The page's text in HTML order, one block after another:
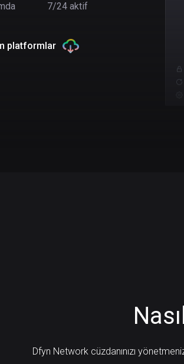
7/24 aktif
platformlar
Dfyn Network cüzdanınızı